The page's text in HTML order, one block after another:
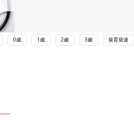
0歳 1歳 2歳 3歳 発育発達